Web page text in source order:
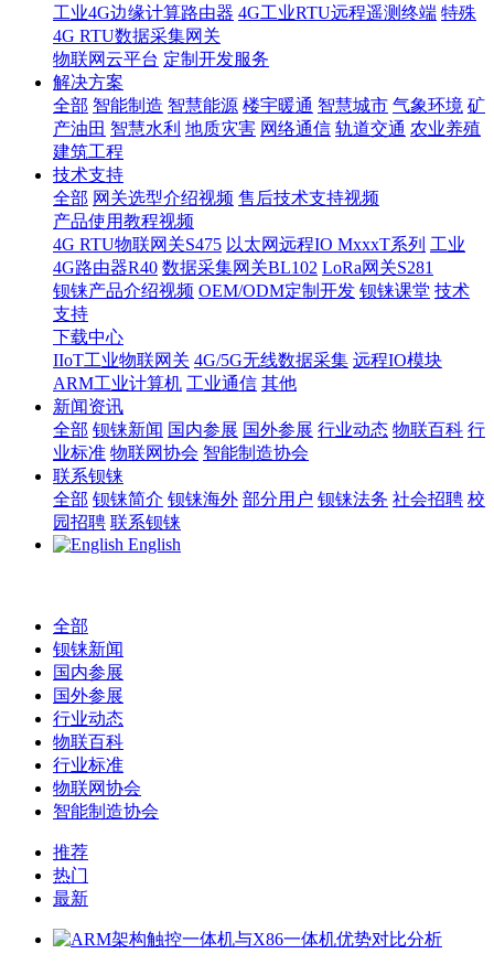
工业4G边缘计算路由器 4G工业RTU远程遥测终端 特殊
4G RTU数据采集网关
物联网云平台 定制开发服务
解决方案
全部 智能制造 智慧能源 楼宇暖通 智慧城市 气象环境 矿
产油田 智慧水利 地质灾害 网络通信 轨道交通 农业养殖
建筑工程
技术支持
全部 网关选型介绍视频 售后技术支持视频
产品使用教程视频
4G RTU物联网关S475 以太网远程IO MxxxT系列 工业
4G路由器R40 数据采集网关BL102 LoRa网关S281
钡铼产品介绍视频 OEM/ODM定制开发 钡铼课堂 技术
支持
下载中心
IIoT工业物联网关 4G/5G无线数据采集 远程IO模块
ARM工业计算机 工业通信 其他
新闻资讯
全部 钡铼新闻 国内参展 国外参展 行业动态 物联百科 行
业标准 物联网协会 智能制造协会
联系钡铼
全部 钡铼简介 钡铼海外 部分用户 钡铼法务 社会招聘 校
园招聘 联系钡铼
English
全部
钡铼新闻
国内参展
国外参展
行业动态
物联百科
行业标准
物联网协会
智能制造协会
推荐
热门
最新